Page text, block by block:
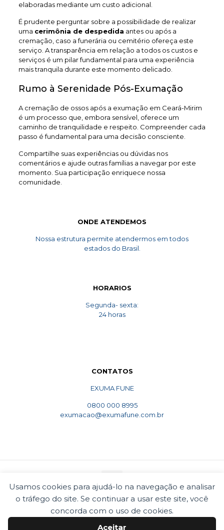
Usamos cookies para ajudá-lo na navegação e analisar
o tráfego do site. Se continuar a usar este site, você
concorda com o uso de cookies.
Aceitar
elaboradas mediante um custo adicional.
É prudente perguntar sobre a possibilidade de realizar
uma cerimônia de despedida antes ou após a
cremação, caso a funerária ou cemitério ofereça este
serviço. A transparência em relação a todos os custos e
serviços é um pilar fundamental para uma experiência
mais tranquila durante este momento delicado.
Rumo à Serenidade Pós-Exumação
A cremação de ossos após a exumação em Ceará-Mirim
é um processo que, embora sensível, oferece um
caminho de tranquilidade e respeito. Compreender cada
passo é fundamental para uma decisão consciente.
Compartilhe suas experiências ou dúvidas nos
comentários e ajude outras famílias a navegar por este
momento. Sua participação enriquece nossa
comunidade.
ONDE ATENDEMOS
Nossa estrutura permite atendermos em todos
estados do Brasil.
HORARIOS
Segunda- sexta:
24 horas
CONTATOS
EXUMA FUNE
0800 000 8995
exumacao@exumafune.com.br
© 2010 Exumafune. Todos direitos reservados- Ligue
0800 000 8995. Exumações de ossos em todo o Brasil.
Termos e condições
Politica de privacidade